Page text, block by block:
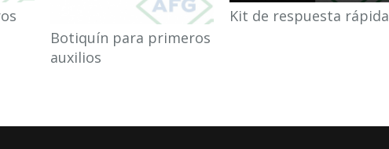
Botiquín para primeros
auxilios
Kit de respuesta rápida